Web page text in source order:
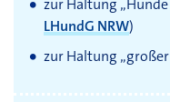
zur Haltung
LHundG NRW)
zur Haltung